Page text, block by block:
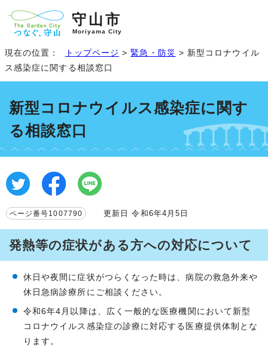
守山市
Moriyama City
現在の位置： トップページ >緊急・防災 > 新型コロナウイル
ス感染症に関する相談窓口
新型コロナウイルス感染症に関す
る相談窓口
ページ番号1007790 更新日 令和6年4月5日
発熱等の症状がある方への対応について
休日や夜間に症状がつらくなった時は、病院の救急外来や
休日急病診療所にご相談ください。
令和6年4月以降は、広く一般的な医療機関において新型
コロナウイルス感染症の診療に対応する医療提供体制とな
ります。